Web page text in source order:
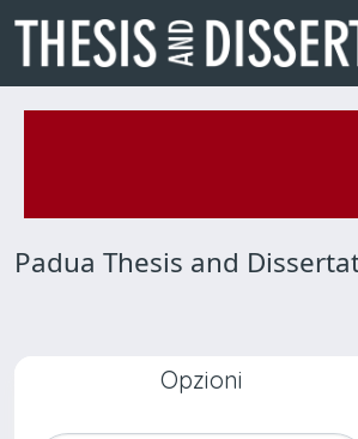
Padua Thesis and
Opzioni